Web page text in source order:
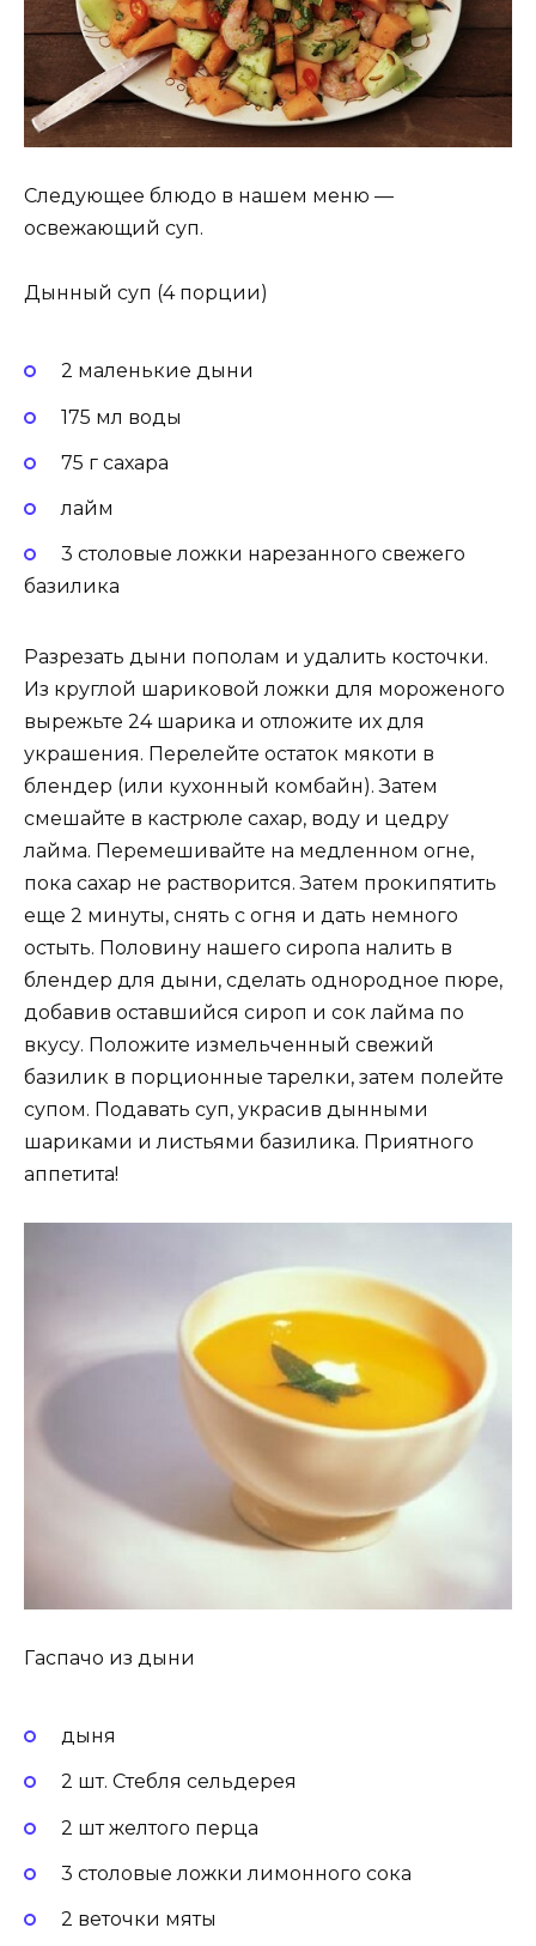
Следующее блюдо в нашем меню —
освежающий суп.
Дынный суп (4 порции)
2 маленькие дыни
175 мл воды
75 г сахара
лайм
3 столовые ложки нарезанного свежего
базилика
Разрезать дыни пополам и удалить косточки.
Из круглой шариковой ложки для мороженого
вырежьте 24 шарика и отложите их для
украшения. Перелейте остаток мякоти в
блендер (или кухонный комбайн). Затем
смешайте в кастрюле сахар, воду и цедру
лайма. Перемешивайте на медленном огне,
пока сахар не растворится. Затем прокипятить
еще 2 минуты, снять с огня и дать немного
остыть. Половину нашего сиропа налить в
блендер для дыни, сделать однородное пюре,
добавив оставшийся сироп и сок лайма по
вкусу. Положите измельченный свежий
базилик в порционные тарелки, затем полейте
супом. Подавать суп, украсив дынными
шариками и листьями базилика. Приятного
аппетита!
Гаспачо из дыни
дыня
2 шт. Стебля сельдерея
2 шт желтого перца
3 столовые ложки лимонного сока
2 веточки мяты